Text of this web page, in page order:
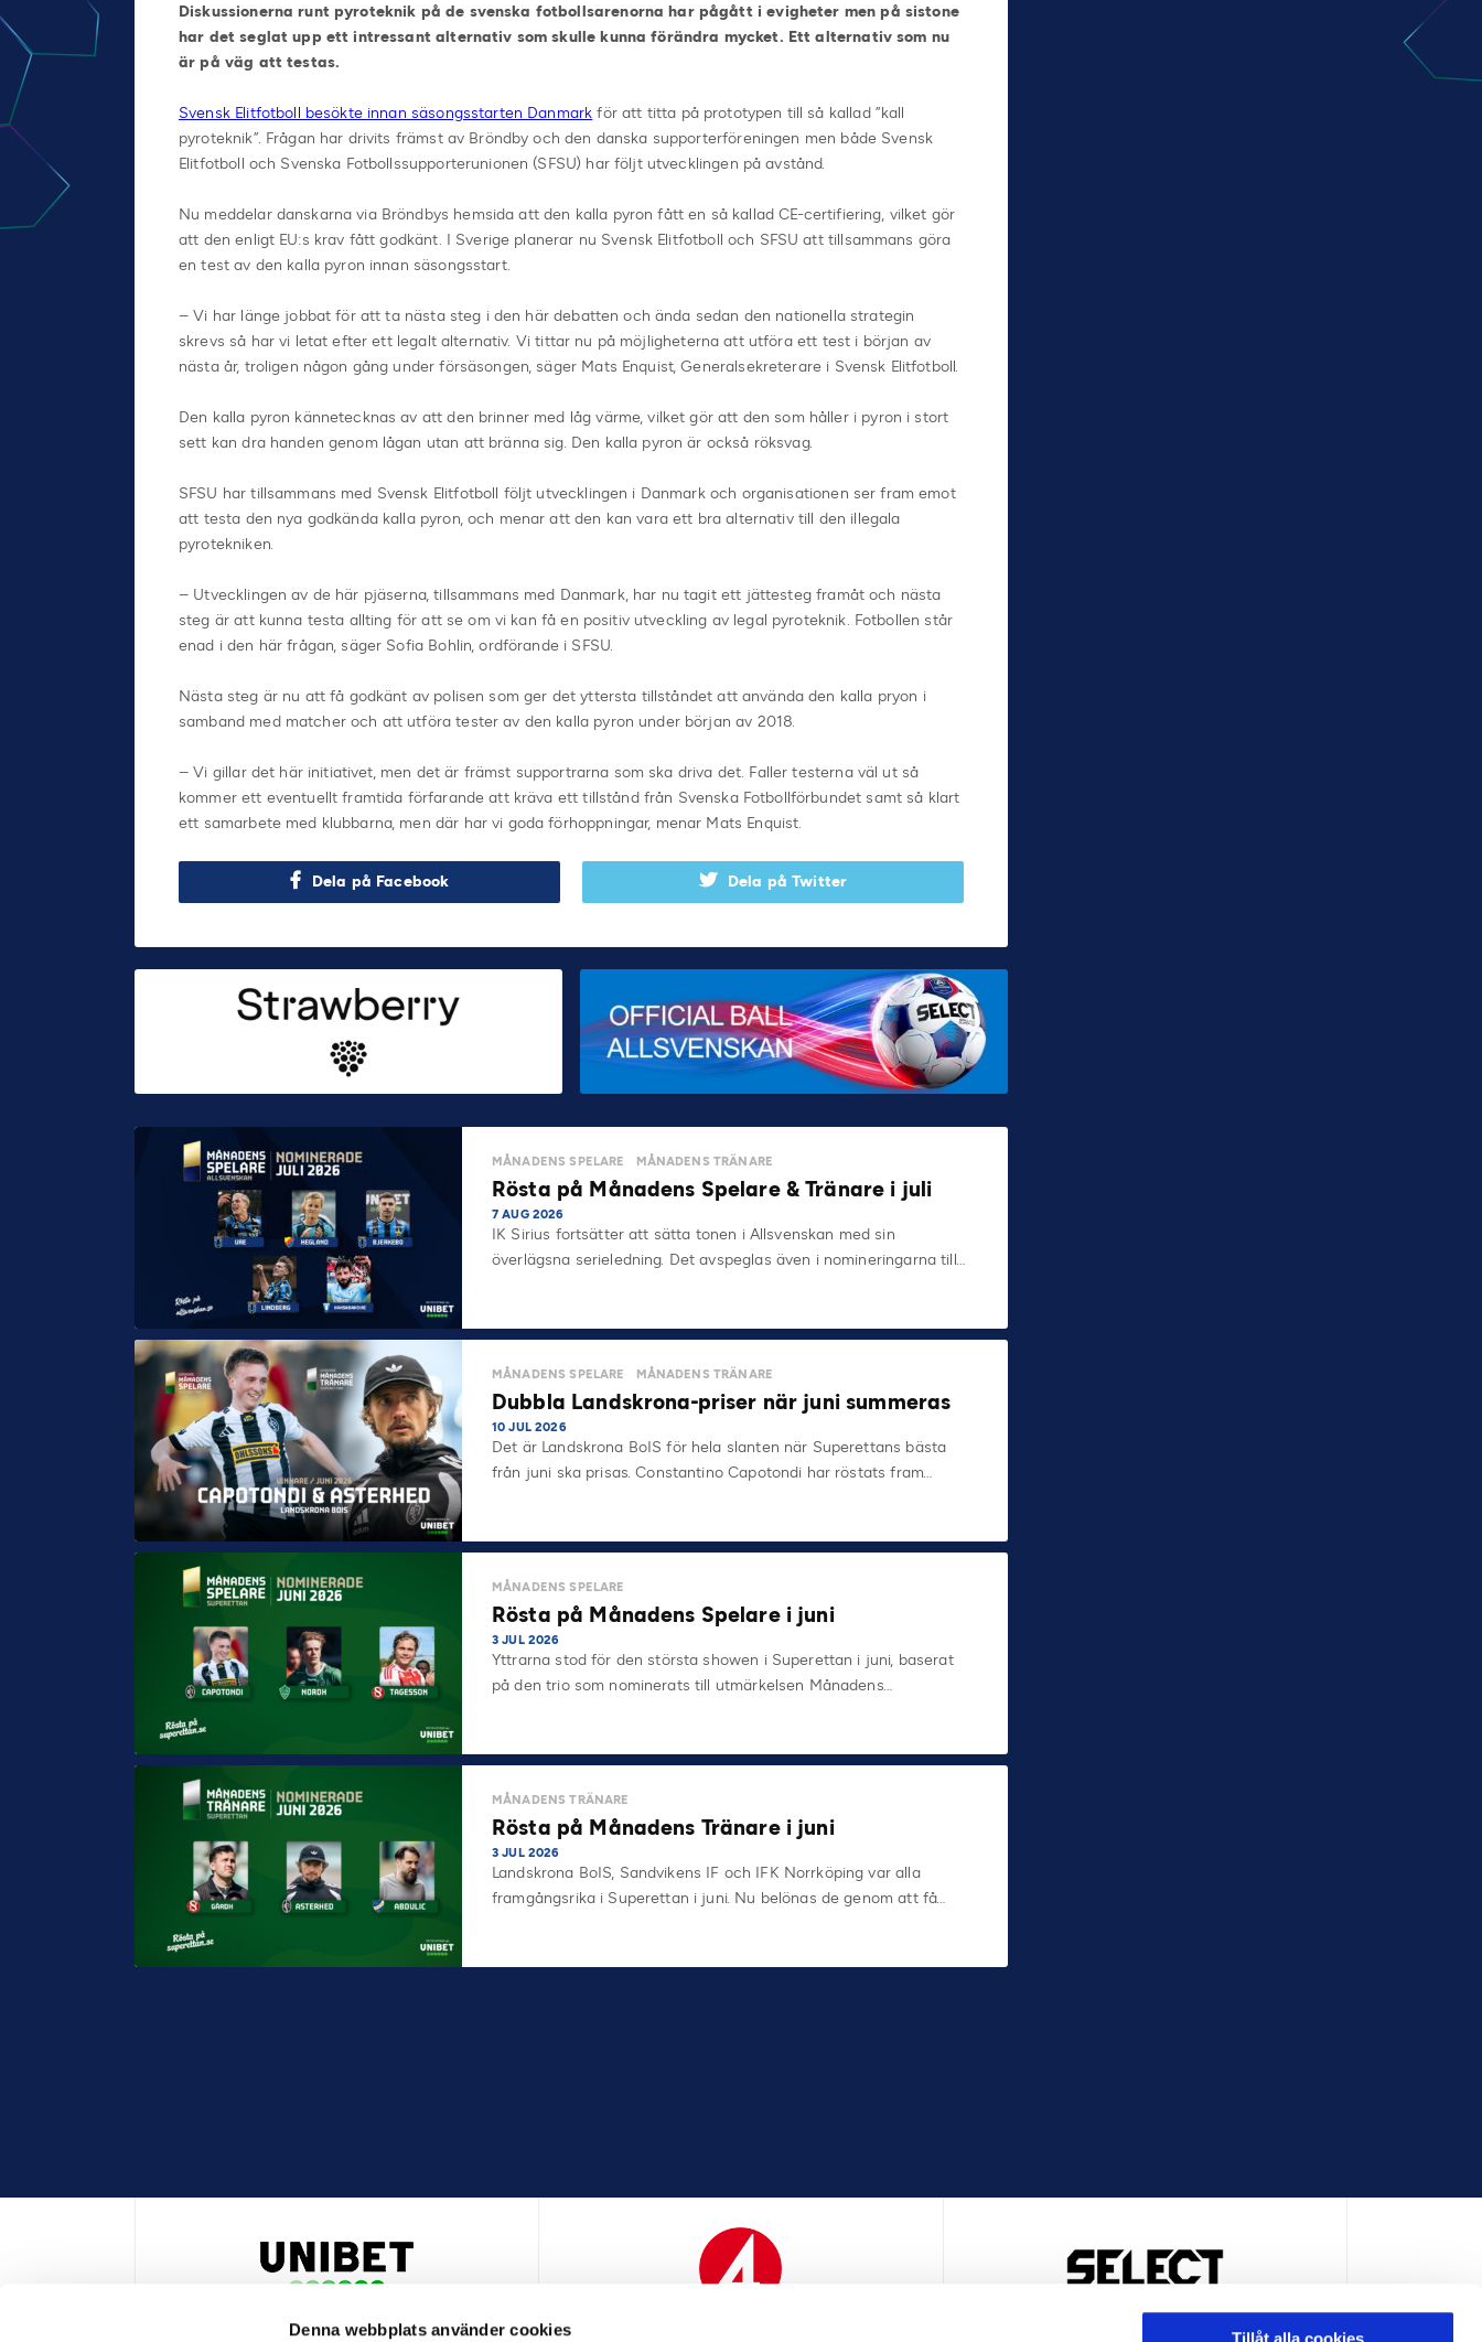
Denna webbplats använder cookies
Diskussionerna runt pyroteknik på de svenska fotbollsarenorna har pågått i evigheter men på sistone
har det seglat upp ett intressant alternativ som skulle kunna förändra mycket. Ett alternativ som nu
är på väg att testas.
Svensk Elitfotboll besökte innan säsongsstarten Danmark för att titta på prototypen till så kallad ”kall
pyroteknik”. Frågan har drivits främst av Bröndby och den danska supporterföreningen men både Svensk
Elitfotboll och Svenska Fotbollssupporterunionen (SFSU) har följt utvecklingen på avstånd.
Nu meddelar danskarna via Bröndbys hemsida att den kalla pyron fått en så kallad CE-certifiering, vilket gör
att den enligt EU:s krav fått godkänt. I Sverige planerar nu Svensk Elitfotboll och SFSU att tillsammans göra
en test av den kalla pyron innan säsongsstart.
– Vi har länge jobbat för att ta nästa steg i den här debatten och ända sedan den nationella strategin
skrevs så har vi letat efter ett legalt alternativ. Vi tittar nu på möjligheterna att utföra ett test i början av
nästa år, troligen någon gång under försäsongen, säger Mats Enquist, Generalsekreterare i Svensk Elitfotboll.
Den kalla pyron kännetecknas av att den brinner med låg värme, vilket gör att den som håller i pyron i stort
sett kan dra handen genom lågan utan att bränna sig. Den kalla pyron är också röksvag.
SFSU har tillsammans med Svensk Elitfotboll följt utvecklingen i Danmark och organisationen ser fram emot
att testa den nya godkända kalla pyron, och menar att den kan vara ett bra alternativ till den illegala
pyrotekniken.
– Utvecklingen av de här pjäserna, tillsammans med Danmark, har nu tagit ett jättesteg framåt och nästa
steg är att kunna testa allting för att se om vi kan få en positiv utveckling av legal pyroteknik. Fotbollen står
enad i den här frågan, säger Sofia Bohlin, ordförande i SFSU.
Nästa steg är nu att få godkänt av polisen som ger det yttersta tillståndet att använda den kalla pryon i
samband med matcher och att utföra tester av den kalla pyron under början av 2018.
– Vi gillar det här initiativet, men det är främst supportrarna som ska driva det. Faller testerna väl ut så
kommer ett eventuellt framtida förfarande att kräva ett tillstånd från Svenska Fotbollförbundet samt så klart
ett samarbete med klubbarna, men där har vi goda förhoppningar, menar Mats Enquist.
Dela på Facebook Dela på Twitter
MÅNADENS SPELARE MÅNADENS TRÄNARE
Rösta på Månadens Spelare & Tränare i juli
7 AUG 2026
IK Sirius fortsätter att sätta tonen i Allsvenskan med sin
överlägsna serieledning. Det avspeglas även i nomineringarna till…
MÅNADENS SPELARE MÅNADENS TRÄNARE
Dubbla Landskrona-priser när juni summeras
10 JUL 2026
Det är Landskrona BoIS för hela slanten när Superettans bästa
från juni ska prisas. Constantino Capotondi har röstats fram…
MÅNADENS SPELARE
Rösta på Månadens Spelare i juni
3 JUL 2026
Yttrarna stod för den största showen i Superettan i juni, baserat
på den trio som nominerats till utmärkelsen Månadens…
MÅNADENS TRÄNARE
Rösta på Månadens Tränare i juni
3 JUL 2026
Landskrona BoIS, Sandvikens IF och IFK Norrköping var alla
framgångsrika i Superettan i juni. Nu belönas de genom att få…
HUVUDPARTNER OCH PRESENTING PARTNER ALLSVENSKAN